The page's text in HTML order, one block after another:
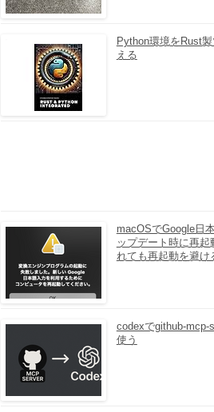
Python環境をRust
える
macOSでGoogle日
ップデート時に再起
れても再起動を避け
codexでgithub-mcp-
使う